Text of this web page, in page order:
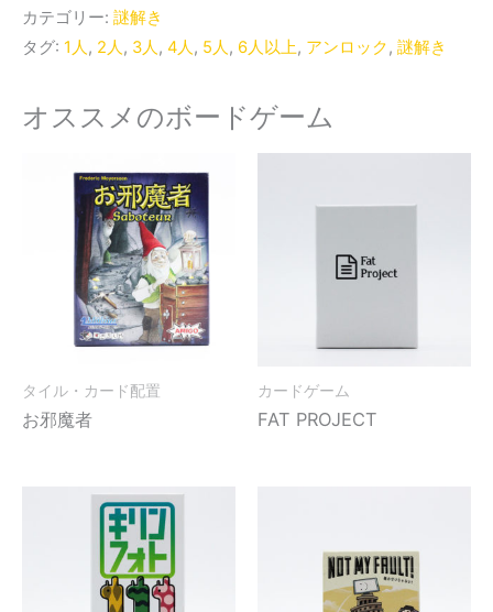
カテゴリー: 謎解き
タグ: 1人, 2人, 3人, 4人, 5人, 6人以上, アンロック, 謎解き
オススメのボードゲーム
タイル・カード配置
お邪魔者
カードゲーム
FAT PROJECT